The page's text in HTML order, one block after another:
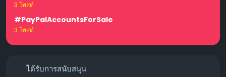
3 โพสต์
#PayPalAccountsForSale
3 โพสต์
ได้รับการสนับสนุน